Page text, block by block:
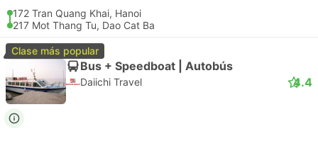
172 Tran Quang Khai, Hanoi
217 Mot Thang Tu, Dao Cat Ba
Clase más popular
Bus + Speedboat | Autobús
Daiichi Travel 4.4